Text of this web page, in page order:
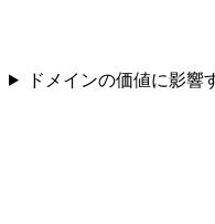
ドメインの価値に影響